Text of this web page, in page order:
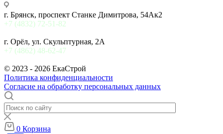
г. Брянск, проспект Станке Димитрова, 54Ак2
+7 (4832) 72-51-82
г. Орёл, ул. Скульптурная, 2А
+7 (4862) 48-62-47
© 2023 - 2026 ЕкаСтрой
Политика конфиденциальности
Согласие на обработку персональных данных
0 Корзина